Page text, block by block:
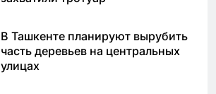
В Ташкенте планируют вырубить
часть деревьев на центральных
улицах